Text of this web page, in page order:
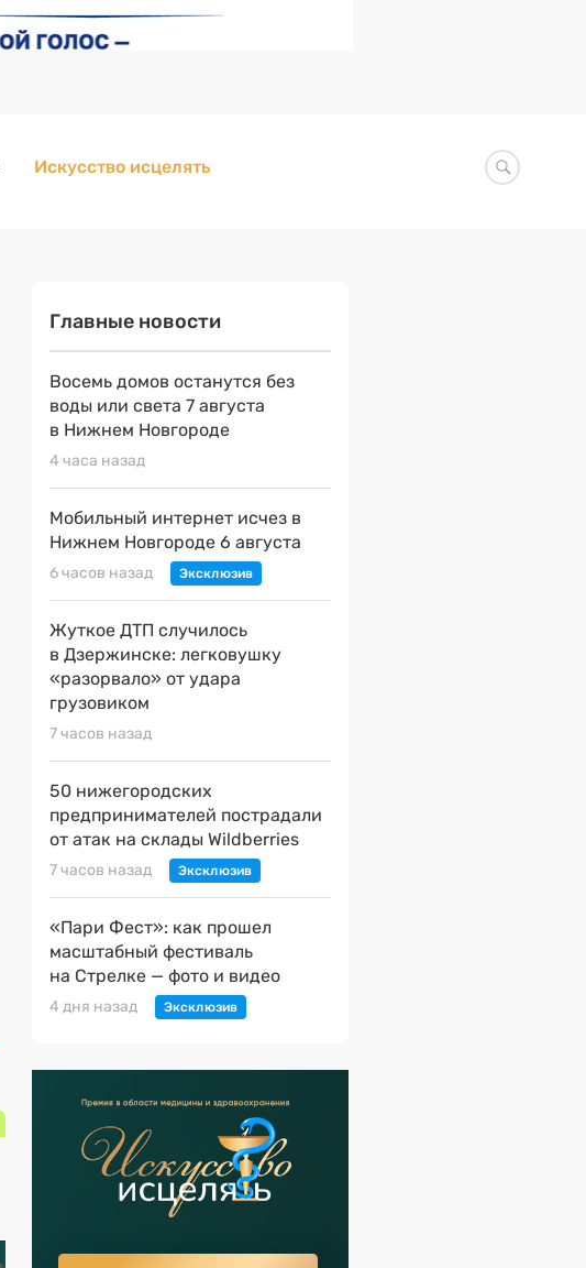
Искусство исцелять
Главные новости
Восемь домов останутся без
воды или света 7 августа
в Нижнем Новгороде
4 часа назад
Мобильный интернет исчез в
Нижнем Новгороде 6 августа
6 часов назад
Жуткое ДТП случилось
в Дзержинске: легковушку
«разорвало» от удара
грузовиком
7 часов назад
50 нижегородских
предпринимателей пострадали
от атак на склады Wildberries
7 часов назад
«Пари Фест»: как прошел
масштабный фестиваль
на Стрелке — фото и видео
4 дня назад